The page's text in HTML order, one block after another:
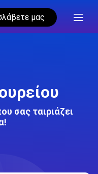
μας
σας ταιριάζει